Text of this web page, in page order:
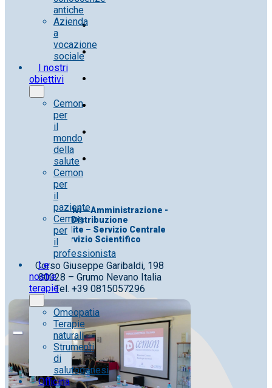
antiche
Azienda
a
vocazione
sociale
I nostri
obiettivi
Cemon
per
il
mondo
della
salute
Cemon
per
il
paziente
Cemon
per
il
professionista
Le
nostre
terapie
Omeopatia
Terapie
naturali
Strumenti
di
salutogenesi
Officina
Uff. Direttivi – Amministrazione -
Distribuzione
Uff. Vendite – Servizio Centrale
Servizio Scientifico
Corso Giuseppe Garibaldi, 198
80028 – Grumo Nevano Italia
Tel. +39 0815057296